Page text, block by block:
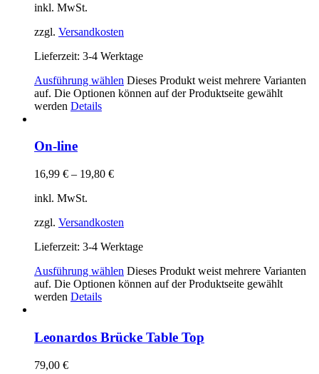
inkl. MwSt.
zzgl. Versandkosten
Lieferzeit: 3-4 Werktage
Ausführung wählen Dieses Produkt weist mehrere Varianten
auf. Die Optionen können auf der Produktseite gewählt
werden Details
On-line
16,99 € – 19,80 €
inkl. MwSt.
zzgl. Versandkosten
Lieferzeit: 3-4 Werktage
Ausführung wählen Dieses Produkt weist mehrere Varianten
auf. Die Optionen können auf der Produktseite gewählt
werden Details
Leonardos Brücke Table Top
79,00 €